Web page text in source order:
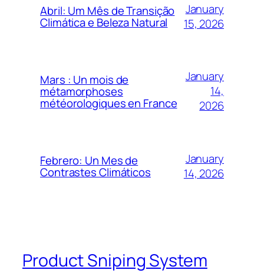
Abril: Um Mês de Transição
Climática e Beleza Natural
January
15, 2026
Mars : Un mois de
métamorphoses
météorologiques en France
January
14,
2026
Febrero: Un Mes de
Contrastes Climáticos
January
14, 2026
Product Sniping System